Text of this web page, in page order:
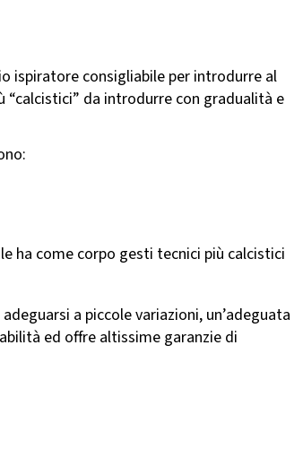
ispiratore consigliabile per introdurre al
da introdurre con gradualità e
ha come corpo gesti tecnici più calcistici
a piccole variazioni, un’adeguata
ed offre altissime garanzie di